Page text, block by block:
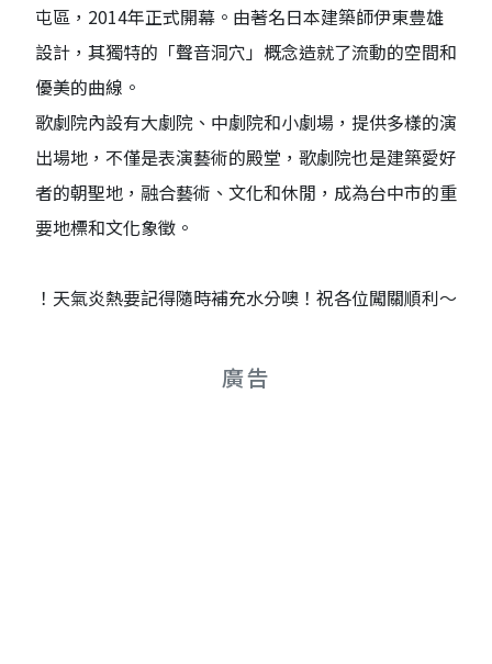
屯區，2014年正式開幕。由著名日本建築師伊東豊雄
設計，其獨特的「聲音洞穴」概念造就了流動的空間和
優美的曲線。
歌劇院內設有大劇院、中劇院和小劇場，提供多樣的演
出場地，不僅是表演藝術的殿堂，歌劇院也是建築愛好
者的朝聖地，融合藝術、文化和休閒，成為台中市的重
要地標和文化象徵。
！天氣炎熱要記得隨時補充水分噢！祝各位闖關順利～
廣告